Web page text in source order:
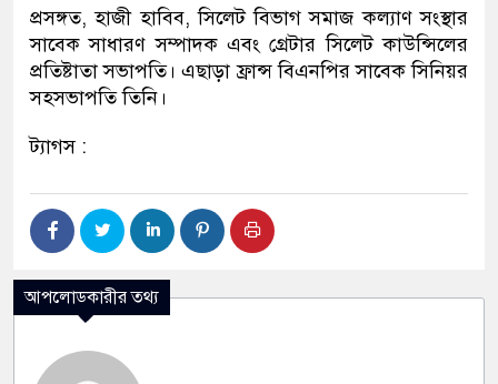
প্রসঙ্গত, হাজী হাবিব, সিলেট বিভাগ সমাজ কল্যাণ সংস্থার
সাবেক সাধারণ সম্পাদক এবং গ্রেটার সিলেট কাউন্সিলের
প্রতিষ্টাতা সভাপতি। এছাড়া ফ্রান্স বিএনপির সাবেক সিনিয়র
সহসভাপতি তিনি।
ট্যাগস :
আপলোডকারীর তথ্য